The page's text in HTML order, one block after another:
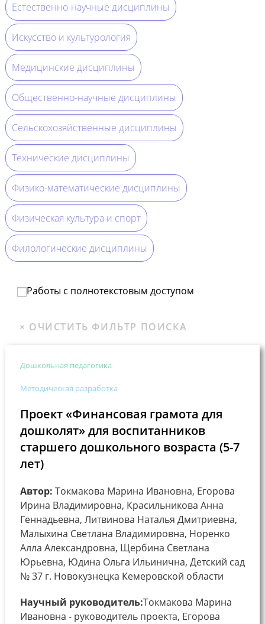
Естественно-научные дисциплины
Искусство и культурология
Медицинские дисциплины
Общественно-научные дисциплины
Сельскохозяйственные дисциплины
Технические дисциплины
Физико-математические дисциплины
Физическая культура и спорт
Филологические дисциплины
Работы с полнотекстовым доступом
Дошкольная педагогика
Методическая разработка
Проект «Финансовая грамота для
дошколят» для воспитанников
старшего дошкольного возраста (5-7
лет)
Автор: Токмакова Марина Ивановна, Егорова
Ирина Владимировна, Красильникова Анна
Геннадьевна, Литвинова Наталья Дмитриевна,
Малыхина Светлана Владимировна, Норенко
Алла Александровна, Щербина Светлана
Юрьевна, Юдина Ольга Ильинична, Детский сад
№ 37 г. Новокузнецка Кемеровской области
Научный руководитель:Токмакова Марина
Ивановна - руководитель проекта, Егорова